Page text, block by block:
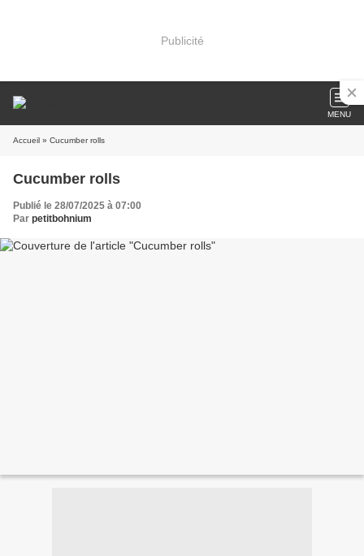
Publicité
MENU
Accueil » Cucumber rolls
Cucumber rolls
Publié le 28/07/2025 à 07:00
Par petitbohnium